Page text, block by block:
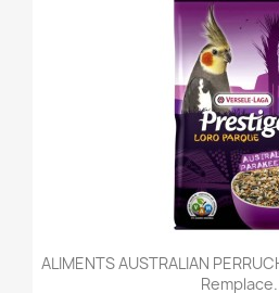
ALIMENTS AUSTRALIAN